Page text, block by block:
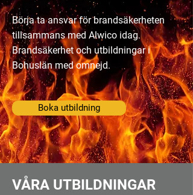
Börja ta ansvar för brandsäkerheten
tillsammans med Alwico idag.
Brandsäkerhet och utbildningar i
Bohuslän med omnejd.
Boka utbildning
VÅRA UTBILDNINGAR